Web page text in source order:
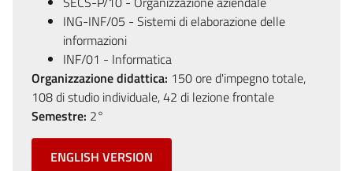
ING-INF/05 - Sistemi di elaborazione delle
informazioni
INF/01 - Informatica
Organizzazione didattica: 150 ore d'impegno totale,
108 di studio individuale, 42 di lezione frontale
Semestre: 2°
ENGLISH VERSION